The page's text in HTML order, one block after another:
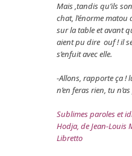
Mais ,tandis qu’ils
chat, l’énorme
sur la table et avant
aient pu dire ouf ! il
s’enfuit avec elle.
-Allons, rapporte ça !
n’en feras rien, tu
Sublimes paroles et
Hodja, de Jean-Louis
Libretto